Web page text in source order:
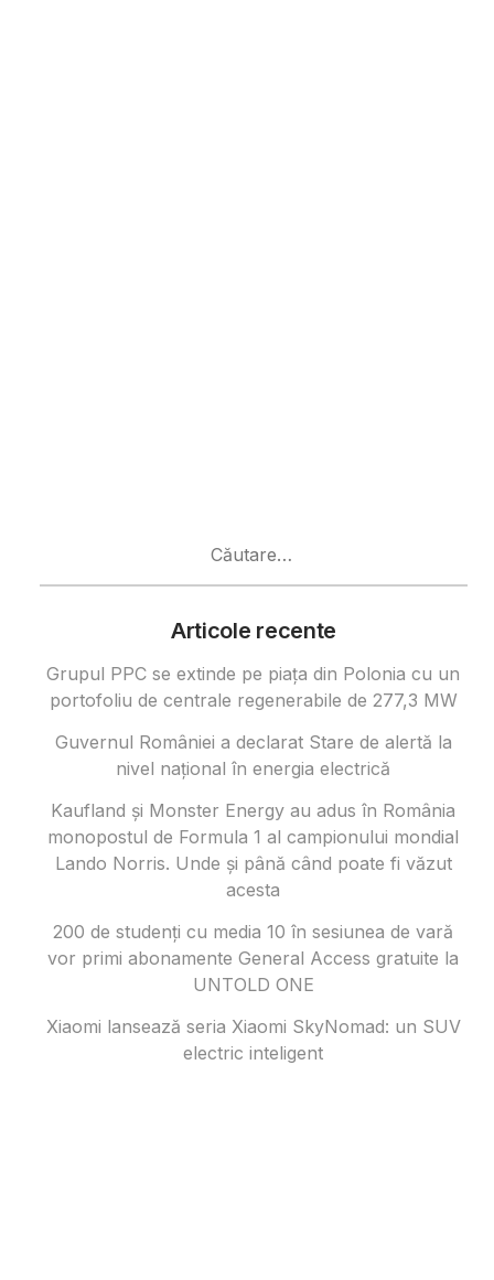
Articole recente
Grupul PPC se extinde pe piața din Polonia cu un
portofoliu de centrale regenerabile de 277,3 MW
Guvernul României a declarat Stare de alertă la
nivel național în energia electrică
Kaufland și Monster Energy au adus în România
monopostul de Formula 1 al campionului mondial
Lando Norris. Unde și până când poate fi văzut
acesta
200 de studenți cu media 10 în sesiunea de vară
vor primi abonamente General Access gratuite la
UNTOLD ONE
Xiaomi lansează seria Xiaomi SkyNomad: un SUV
electric inteligent